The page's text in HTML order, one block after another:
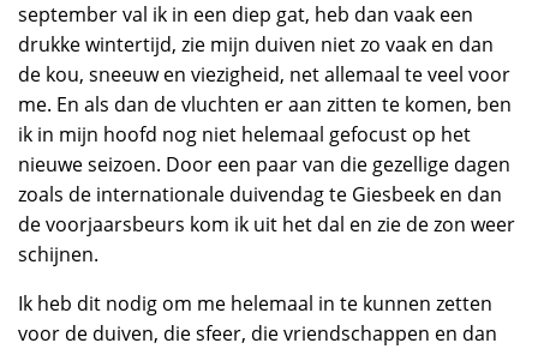
september val ik in een diep gat, heb dan vaak een
drukke wintertijd, zie mijn duiven niet zo vaak en dan
de kou, sneeuw en viezigheid, net allemaal te veel voor
me. En als dan de vluchten er aan zitten te komen, ben
ik in mijn hoofd nog niet helemaal gefocust op het
nieuwe seizoen. Door een paar van die gezellige dagen
zoals de internationale duivendag te Giesbeek en dan
de voorjaarsbeurs kom ik uit het dal en zie de zon weer
schijnen.
Ik heb dit nodig om me helemaal in te kunnen zetten
voor de duiven, die sfeer, die vriendschappen en dan